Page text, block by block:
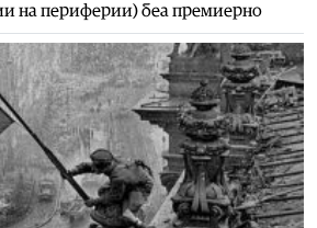
на периферии) беа премиерно